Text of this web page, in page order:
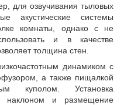
для озвучивания тыловых
акустические системы
комнаты, однако с не
и в качестве
толщина стен.
динамиком с
а также пищалкой
куполом. Установка
наклоном и размещение